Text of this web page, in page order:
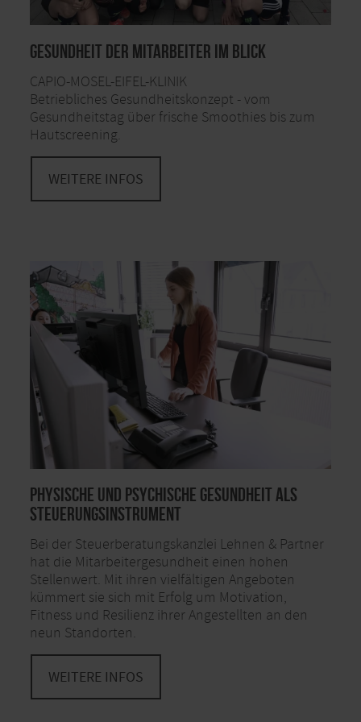
Gesundheit der Mitarbeiter im Blick
CAPIO-MOSEL-EIFEL-KLINIK
Betriebliches Gesundheitskonzept - vom
Gesundheitstag über frische Smoothies bis zum
Hautscreening.
WEITERE INFOS
Physische und psychische Gesundheit als
Steuerungsinstrument
Bei der Steuerberatungskanzlei Lehnen & Partner
hat die Mitarbeitergesundheit einen hohen
Stellenwert. Mit ihren vielfältigen Angeboten
kümmert sie sich mit Erfolg um Motivation,
Fitness und Resilienz ihrer Angestellten an den
neun Standorten.
WEITERE INFOS